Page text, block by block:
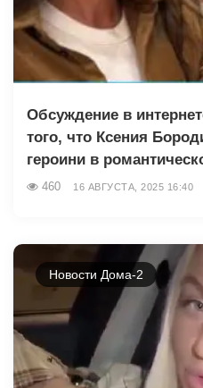
Обсуждение в
того, что Ксения
героини в
460 16 АВГУСТА, 2025 16:40
Новости Дома-2